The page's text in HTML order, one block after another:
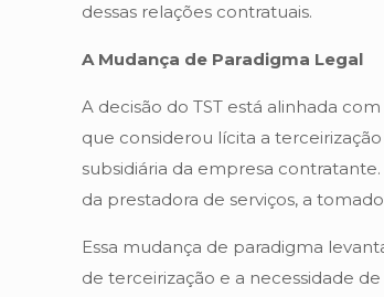
dessas relações contratuais.
A Mudança de Paradigma Legal
A decisão do TST está alinhada
que considerou lícita a
subsidiária da empresa
da prestadora de serviços, a
Essa mudança de paradigma
de terceirização e a necessidade